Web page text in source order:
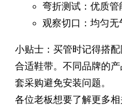
弯折测试：优质管
观察切口：均匀无
小贴士：买管时记得搭
合适鞋带。不同品牌的
套采购避免安装问题。
各位老板想要了解更多